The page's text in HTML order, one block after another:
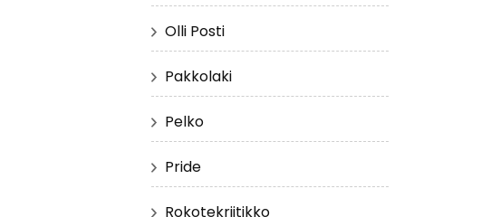
Olli Posti
Pakkolaki
Pelko
Pride
Rokotekriitikko